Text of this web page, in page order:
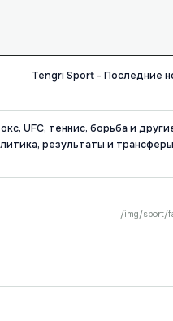
Tengri Sport - Последние
UFC, теннис, борьба и
результаты и
/img/sport/